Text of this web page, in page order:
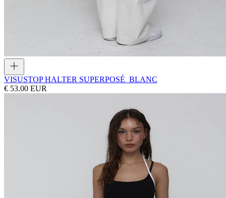
VISUSTOP HALTER SUPERPOSÉ_BLANC
€ 53.00 EUR